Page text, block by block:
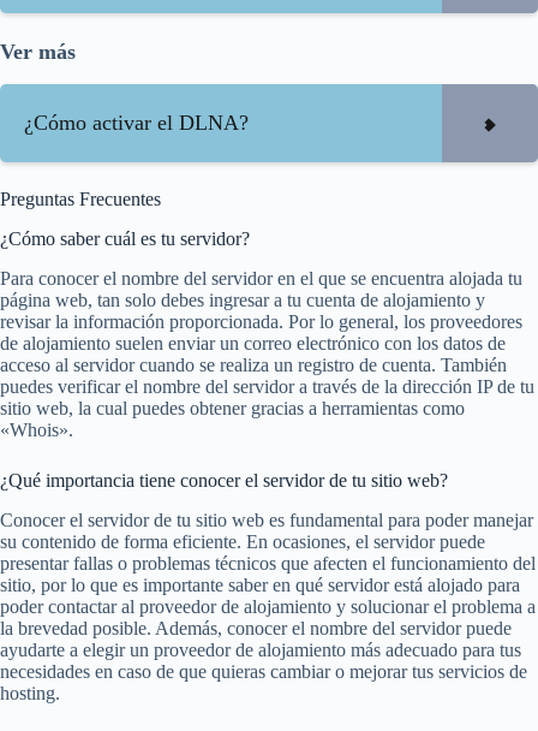
Ver más
¿Cómo activar el DLNA?
Preguntas Frecuentes
¿Cómo saber cuál es tu servidor?
Para conocer el nombre del servidor en el que se encuentra alojada tu
página web, tan solo debes ingresar a tu cuenta de alojamiento y
revisar la información proporcionada. Por lo general, los proveedores
de alojamiento suelen enviar un correo electrónico con los datos de
acceso al servidor cuando se realiza un registro de cuenta. También
puedes verificar el nombre del servidor a través de la dirección IP de tu
sitio web, la cual puedes obtener gracias a herramientas como
«Whois».
¿Qué importancia tiene conocer el servidor de tu sitio web?
Conocer el servidor de tu sitio web es fundamental para poder manejar
su contenido de forma eficiente. En ocasiones, el servidor puede
presentar fallas o problemas técnicos que afecten el funcionamiento del
sitio, por lo que es importante saber en qué servidor está alojado para
poder contactar al proveedor de alojamiento y solucionar el problema a
la brevedad posible. Además, conocer el nombre del servidor puede
ayudarte a elegir un proveedor de alojamiento más adecuado para tus
necesidades en caso de que quieras cambiar o mejorar tus servicios de
hosting.